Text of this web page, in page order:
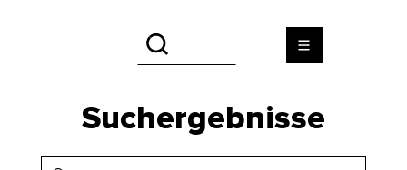
Suchergebnisse